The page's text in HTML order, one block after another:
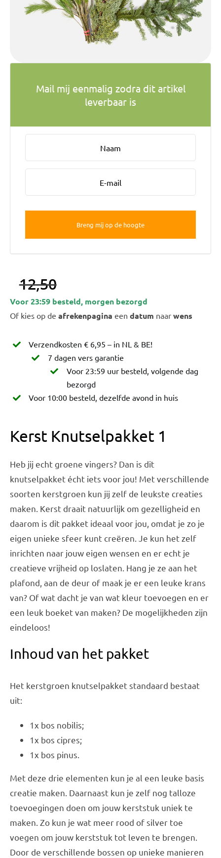
Bruiloft Bundels
Onze bloemenwinkel
Mail mij eenmalig zodra dit artikel
leverbaar is
12,50
Voor 23:59 besteld, morgen bezorgd
Of kies op de afrekenpagina een datum naar wens
Verzendkosten € 6,95 – in NL & BE!
7 dagen vers garantie
Voor 23:59 uur besteld, volgende dag
bezorgd
Voor 10:00 besteld, dezelfde avond in huis
Kerst Knutselpakket 1
Heb jij echt groene vingers? Dan is dit
knutselpakket écht iets voor jou! Met verschillende
soorten kerstgroen kun jij zelf de leukste creaties
maken. Kerst draait natuurlijk om gezelligheid en
daarom is dit pakket ideaal voor jou, omdat je zo je
eigen unieke sfeer kunt creëren. Je kun het zelf
inrichten naar jouw eigen wensen en er echt je
creatieve vrijheid op loslaten. Hang je ze aan het
plafond, aan de deur of maak je er een leuke krans
van? Of wat dacht je van wat kleur toevoegen en er
een leuk boeket van maken? De mogelijkheden zijn
eindeloos!
Inhoud van het pakket
Het kerstgroen knutselpakket standaard bestaat
uit:
1x bos nobilis;
1x bos cipres;
1x bos pinus.
Met deze drie elementen kun je al een leuke basis
creatie maken. Daarnaast kun je zelf nog talloze
toevoegingen doen om jouw kerststuk uniek te
maken. Zo kun je wat meer rood of silver toe
voegen om jouw kerststuk tot leven te brengen.
Door de verschillende bossen op unieke manieren